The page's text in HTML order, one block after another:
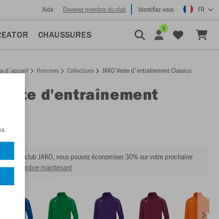
Aide Devenez membre du club Identifiez-vous FR
CHAUSSURES
1
d'accueil Hommes Collections JAKO Veste d'entraînement Classico
Veste d'entraînement
du club JAKO, vous pouvez économiser 30% sur votre prochaine
membre maintenant